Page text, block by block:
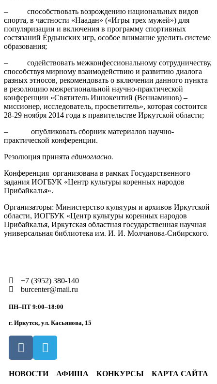
– способствовать возрождению национальных видов
спорта, в частности «Наадан» («Игры трех мужей») для
популяризации и включения в программу спортивных
состязаний Ёрдынских игр, особое внимание уделить системе
образования;
– содействовать межконфессиональному сотрудничеству,
способствуя мирному взаимодействию и развитию диалога
разных этносов, рекомендовать о включении данного пункта
в резолюцию межрегиональной научно-практической
конференции «Святитель Иннокентий (Вениаминов) –
миссионер, исследователь, просветитель», которая состоится
28-29 ноября 2014 года в правительстве Иркутской области;
– опубликовать сборник материалов научно-
практической конференции.
Резолюция принята единогласно.
Конференция организована в рамках Государственного
задания ИОГБУК «Центр культуры коренных народов
Прибайкалья».
Организаторы: Министерство культуры и архивов Иркутской
области, ИОГБУК «Центр культуры коренных народов
Прибайкалья, Иркутская областная государственная научная
универсальная библиотека им. И. И. Молчанова-Сибирского.
+7 (3952) 380-140
burcenter@mail.ru
ПН–ПТ 9:00–18:00
г. Иркутск, ул. Касьянова, 15
НОВОСТИ АФИША КОНКУРСЫ КАРТА САЙТА